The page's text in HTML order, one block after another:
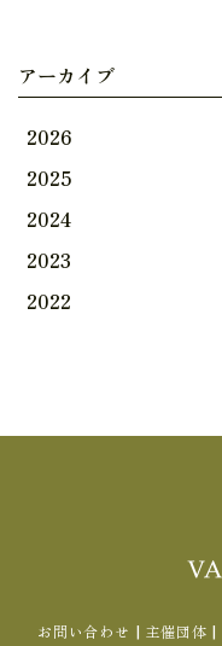
アーカイブ
2026
2025
2024
2023
2022
お問い合わせ | 主催団体 |